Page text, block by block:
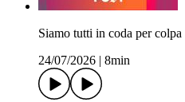
Siamo tutti in coda per
24/07/2026
8min